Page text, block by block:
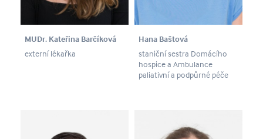
MUDr. Kateřina Barčíková
externí lékařka
Hana Baštová
staniční sestra Domácího
hospice a Ambulance
paliativní a podpůrné péče